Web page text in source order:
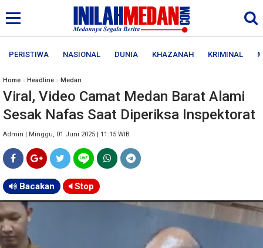
PERISTIWA NASIONAL DUNIA KHAZANAH KRIMINAL
Home » Headline » Medan
Viral, Video Camat Medan Barat Alami
Sesak Nafas Saat Diperiksa Inspektorat
Admin | Minggu, 01 Juni 2025 | 11:15 WIB
Bacakan Stop